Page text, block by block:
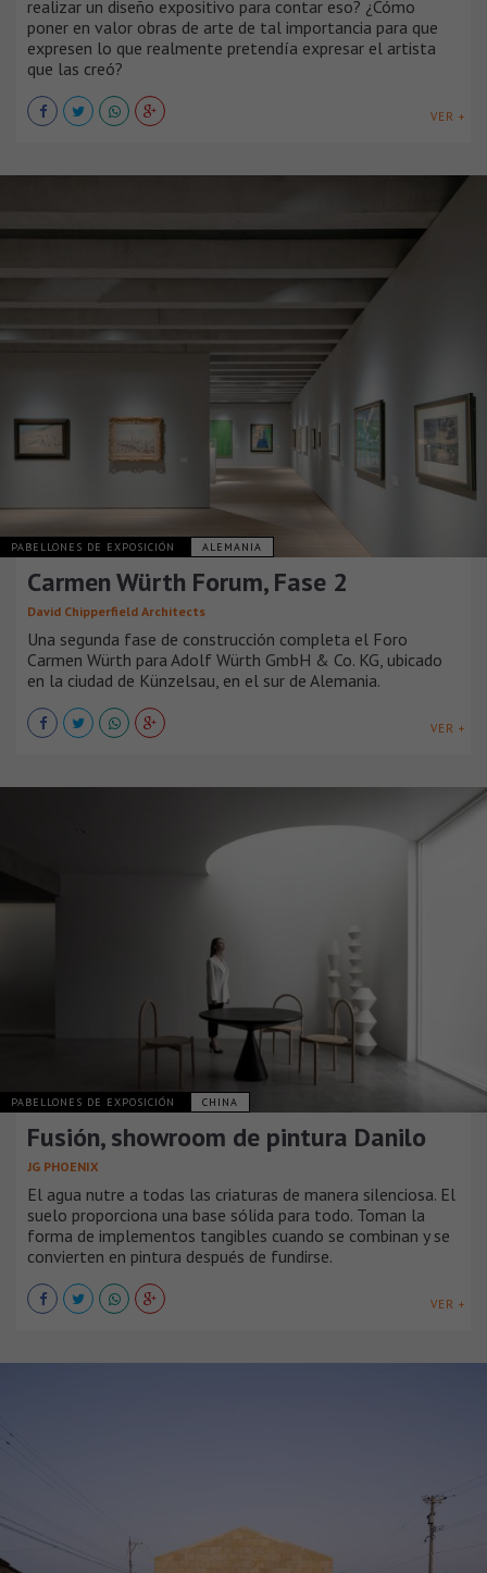
realizar un diseño expositivo para contar eso? ¿Cómo
poner en valor obras de arte de tal importancia para que
expresen lo que realmente pretendía expresar el artista
que las creó?
VER +
PABELLONES DE EXPOSICIÓN ALEMANIA
Carmen Würth Forum, Fase 2
David Chipperfield Architects
Una segunda fase de construcción completa el Foro
Carmen Würth para Adolf Würth GmbH & Co. KG, ubicado
en la ciudad de Künzelsau, en el sur de Alemania.
VER +
PABELLONES DE EXPOSICIÓN CHINA
Fusión, showroom de pintura Danilo
JG PHOENIX
El agua nutre a todas las criaturas de manera silenciosa. El
suelo proporciona una base sólida para todo. Toman la
forma de implementos tangibles cuando se combinan y se
convierten en pintura después de fundirse.
VER +